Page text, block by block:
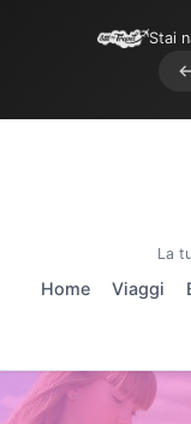
Stai
La
Home Viaggi